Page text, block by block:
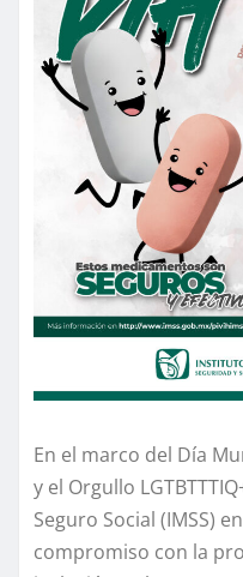
En el marco del Día
y el Orgullo
Seguro Social (IMSS)
compromiso con la